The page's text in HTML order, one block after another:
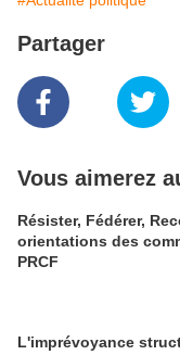
Partager
Vous aimerez
Résister, Fédérer,
orientations des
PRCF
L'imprévoyance